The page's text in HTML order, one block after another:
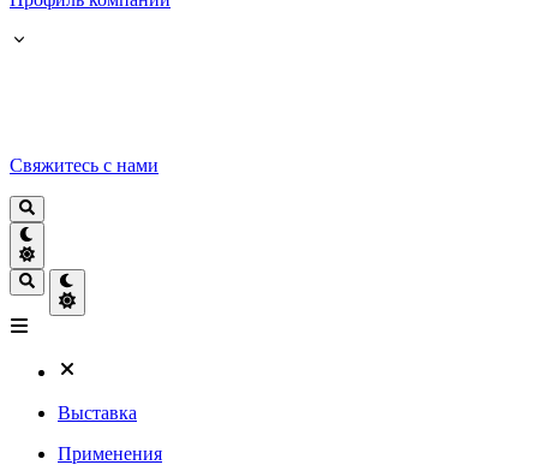
Свяжитесь с нами
Выставка
Применения